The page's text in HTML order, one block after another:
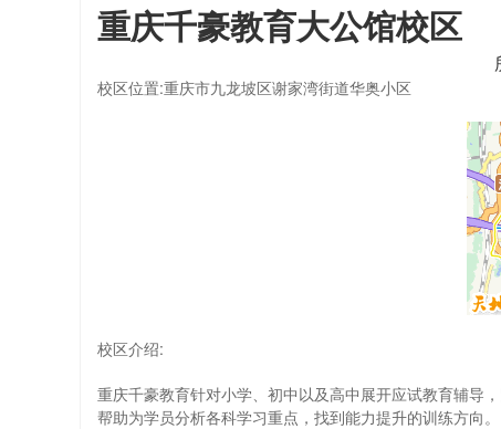
重庆千豪教育大公馆校区
校区位置:重庆市九龙坡区谢家湾街道华奥小区
校区介绍:
重庆千豪教育针对小学、初中以及高中展开应试教育辅导
帮助为学员分析各科学习重点，找到能力提升的训练方向。